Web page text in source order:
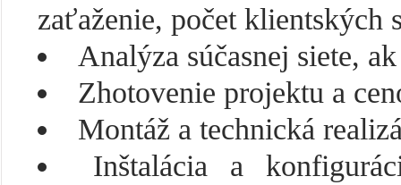
zaťaženie, počet klientských
Analýza súčasnej siete,
Zhotovenie projektu a
Montáž a technická
Inštalácia a